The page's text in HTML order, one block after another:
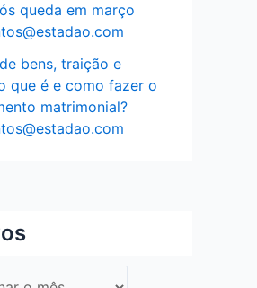
queda em março
bens, traição e
que é e como fazer o
matrimonial?